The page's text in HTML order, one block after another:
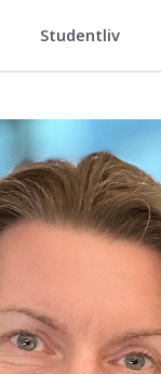
Studentliv